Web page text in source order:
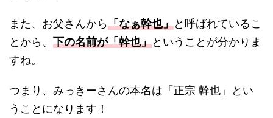
また、お父さんから「なぁ幹也」と呼ばれているこ
とから、 下の名前が「幹也」ということが分かりま
すね。
つまり、みっきーさんの本名は「正宗 幹也」とい
うことになります！